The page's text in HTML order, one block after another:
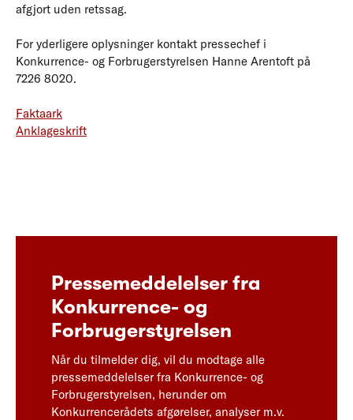
afgjort uden retssag.
For yderligere oplysninger kontakt pressechef i
Konkurrence- og Forbrugerstyrelsen Hanne Arentoft på
7226 8020.
Faktaark
Anklageskrift
Pressemeddelelser fra
Konkurrence- og
Forbrugerstyrelsen
Når du tilmelder dig, vil du modtage alle
pressemeddelelser fra Konkurrence- og
Forbrugerstyrelsen, herunder om
Konkurrencerådets afgørelser, analyser m.v.